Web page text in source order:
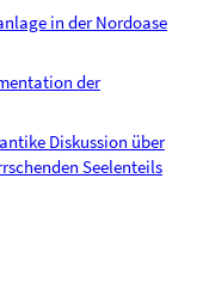
in der Nordoase
der
Diskussion über
Seelenteils